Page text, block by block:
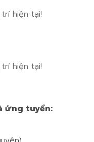
hiện tại!
hiện tại!
ứng tuyển: